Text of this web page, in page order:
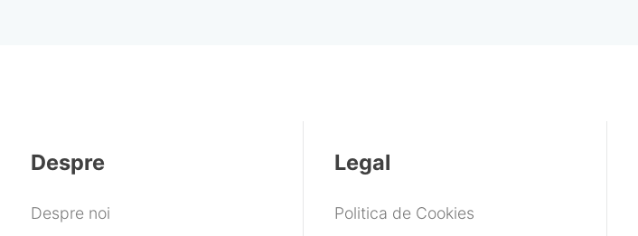
Despre
Despre noi
Legal
Politica de Cookies